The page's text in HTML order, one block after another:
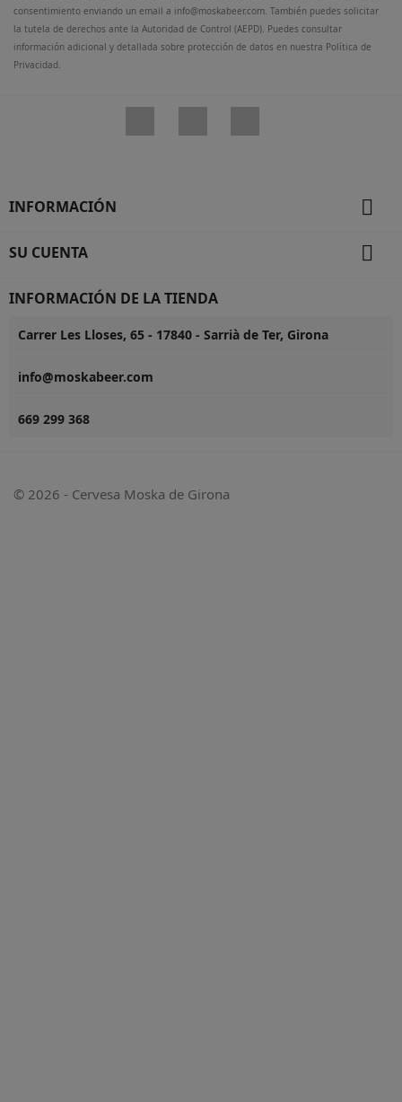
consentimiento enviando un email a info@moskabeer.com. También puedes solicitar
la tutela de derechos ante la Autoridad de Control (AEPD). Puedes consultar
información adicional y detallada sobre protección de datos en nuestra Política de
Privacidad.
INFORMACIÓN 
SU CUENTA 
INFORMACIÓN DE LA TIENDA
Carrer Les Lloses, 65 - 17840 - Sarrià de Ter, Girona
info@moskabeer.com
669 299 368
© 2026 - Cervesa Moska de Girona